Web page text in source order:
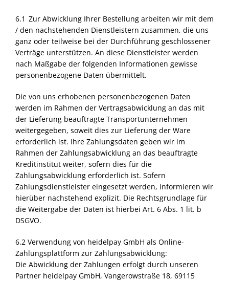
6.1 Zur Abwicklung Ihrer Bestellung arbeiten wir mit dem
/ den nachstehenden Dienstleistern zusammen, die uns
ganz oder teilweise bei der Durchführung geschlossener
Verträge unterstützen. An diese Dienstleister werden
nach Maßgabe der folgenden Informationen gewisse
personenbezogene Daten übermittelt.
Die von uns erhobenen personenbezogenen Daten
werden im Rahmen der Vertragsabwicklung an das mit
der Lieferung beauftragte Transportunternehmen
weitergegeben, soweit dies zur Lieferung der Ware
erforderlich ist. Ihre Zahlungsdaten geben wir im
Rahmen der Zahlungsabwicklung an das beauftragte
Kreditinstitut weiter, sofern dies für die
Zahlungsabwicklung erforderlich ist. Sofern
Zahlungsdienstleister eingesetzt werden, informieren wir
hierüber nachstehend explizit. Die Rechtsgrundlage für
die Weitergabe der Daten ist hierbei Art. 6 Abs. 1 lit. b
DSGVO.
6.2 Verwendung von heidelpay GmbH als Online-
Zahlungsplattform zur Zahlungsabwicklung:
Die Abwicklung der Zahlungen erfolgt durch unseren
Partner heidelpay GmbH, Vangerowstraße 18, 69115